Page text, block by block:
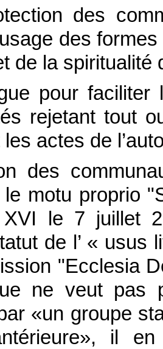
des
des
de la spiritualité
pour
rejetant tout
actes de
des
motu proprio
le 7 juillet
de l’ « usus
"Ecclesia
ne veut pas
«un groupe
il